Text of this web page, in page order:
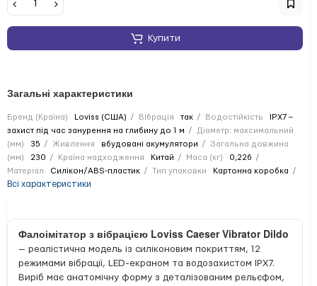
Купити
Загальні характеристики
Бренд (Країна) Loviss (США) Вібрація так Водостійкість
IPX7 –
захист під час занурення на глибину до 1 м
Діаметр: максимальний
(мм)
35 Живлення вбудовані акумулятори
Загальна довжина
(мм)
230 Країна надходження Китай Маса (кг)
0,226
Матеріал
Силікон/ABS-пластик Тип упаковки Картонна коробка
Всі характеристики
Фалоімітатор з вібрацією Loviss Caeser Vibrator Dildo
— реалістична модель із силіконовим покриттям, 12
режимами вібрації, LED-екраном та водозахистом IPX7.
Виріб має анатомічну форму з деталізованим рельєфом,